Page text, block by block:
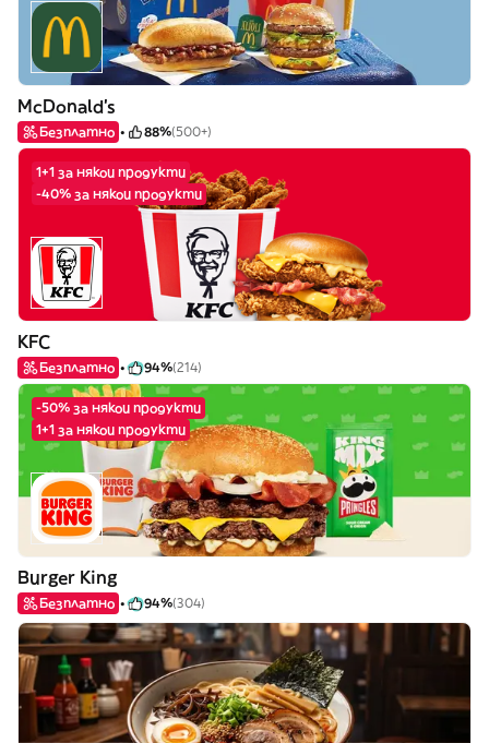
McDonald's
Безплатно 88%(500+)
1+1 за някои продукти
-40% за някои продукти
KFC
Безплатно 94%(214)
-50% за някои продукти
1+1 за някои продукти
Burger King
Безплатно 94%(304)